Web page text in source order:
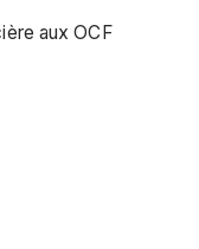
aux OCF